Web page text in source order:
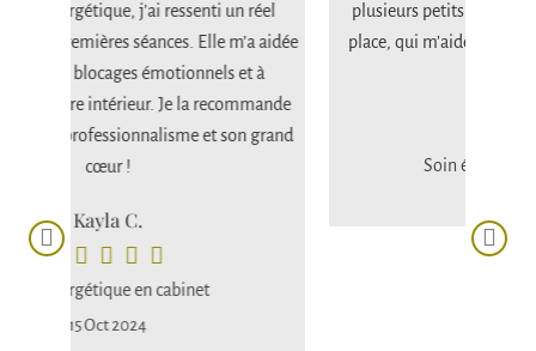
plusieurs petits « exercices » rapides à mettre en
place, qui m’aident au quotidien. J’y retournerai !
Manon C.